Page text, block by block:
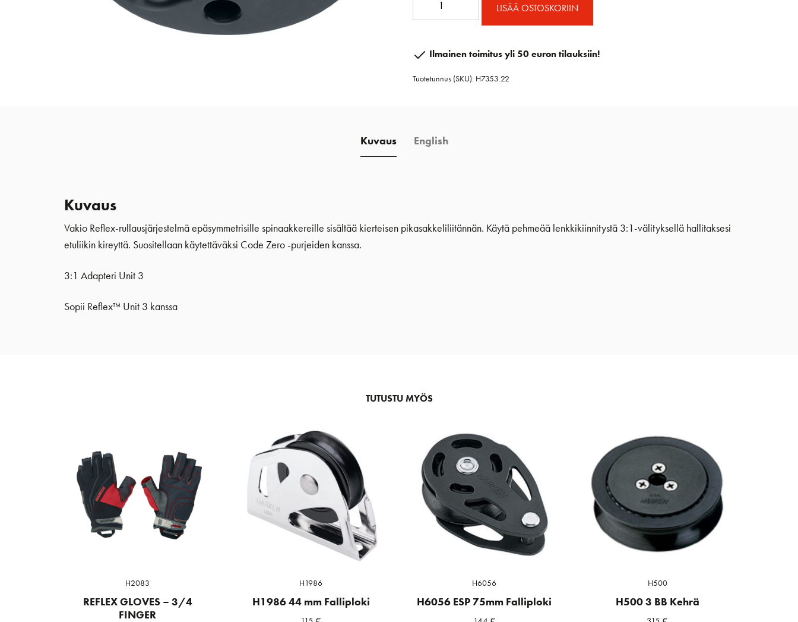
Unit
määrä
LISÄÄ OSTOSKORIIN
Ilmainen toimitus yli 50 euron tilauksiin!
Tuotetunnus (SKU): H7353.22
Kuvaus English
Kuvaus
Vakio Reflex-rullausjärjestelmä epäsymmetrisille spinaakkereille sisältää kierteisen pikasakkeliliitännän. Käytä pehmeää lenkkikiinnitystä 3:1-välityksellä hallitaksesi
etuliikin kireyttä. Suositellaan käytettäväksi Code Zero -purjeiden kanssa.
3:1 Adapteri Unit 3
Sopii Reflex™ Unit 3 kanssa
TUTUSTU MYÖS
H2083
REFLEX GLOVES – 3/4
FINGER
H1986
H1986 44 mm Falliploki
H6056
H6056 ESP 75mm Falliploki
H500
H500 3 BB Kehrä